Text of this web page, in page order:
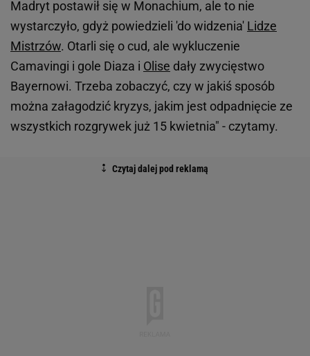
Madryt postawił się w Monachium, ale to nie
wystarczyło, gdyż powiedzieli 'do widzenia' Lidze
Mistrzów. Otarli się o cud, ale wykluczenie
Camavingi i gole Diaza i Olise dały zwycięstwo
Bayernowi. Trzeba zobaczyć, czy w jakiś sposób
można załagodzić kryzys, jakim jest odpadnięcie ze
wszystkich rozgrywek już 15 kwietnia" - czytamy.